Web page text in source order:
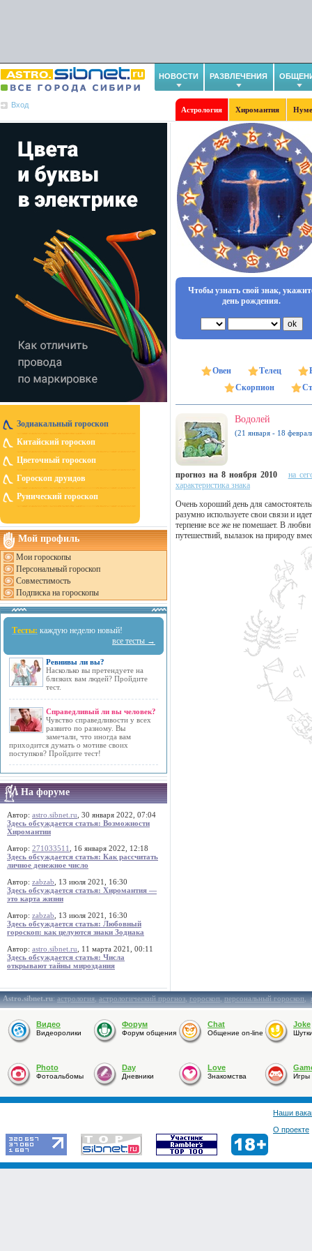
НОВОСТИ РАЗВЛЕЧЕНИЯ
Вход
Астрология Хиромантия
Зодиакальный гороскоп
Китайский гороскоп
Цветочный гороскоп
Гороскоп друидов
Рунический гороскоп
Мой профиль
Мои гороскопы
Персональный гороскоп
Совместимость
Подписка на гороскопы
Тесты: каждую неделю новый!
все тесты →
Ревнивы ли вы?
Насколько вы претендуете на
близких вам людей? Пройдите
тест.
Справедливый ли вы человек?
Чувство справедливости у всех
развито по разному. Вы
замечали, что иногда вам
приходится думать о мотиве своих
поступков? Пройдите тест!
На форуме
Автор: astro.sibnet.ru , 30 января 2022, 07:04
Здесь обсуждается статья: Возможности
Хиромантии
Автор: 271033511
, 16 января 2022, 12:18
Здесь обсуждается статья: Как рассчитать
личное денежное число
Автор: zabzab , 13 июля 2021, 16:30
Здесь обсуждается статья: Хиромантия —
это карта жизни
Автор: zabzab , 13 июля 2021, 16:30
Здесь обсуждается статья: Любовный
гороскоп: как целуются знаки Зодиака
Автор: astro.sibnet.ru , 11 марта 2021, 00:11
Здесь обсуждается статья: Числа
открывают тайны мироздания
Чтобы узнать свой знак,
день рождения.
Овен Телец
Скорпион
Водолей
(21 января - 18
прогноз на 8 ноября 2010
на
характеристика знака
Очень хороший день для
разумно используете свои связи и
терпение все же не помешает. В
путешествий, вылазок на природу
Astro.sibnet.ru:астрология,астрологический прогноз,гороскоп,персональный гороскоп,
Видео
Видеоролики
Форум
Форум общения
Chat
Общение on-line
Joke
Photo
Фотоальбомы
Day
Дневники
Love
Знакомства Игры
Наши
О проекте